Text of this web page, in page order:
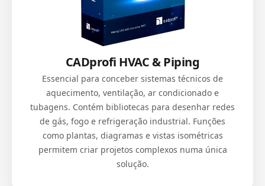
CADprofi HVAC & Piping
Essencial para conceber sistemas técnicos de
aquecimento, ventilação, ar condicionado e
tubagens. Contém bibliotecas para desenhar redes
de gás, fogo e refrigeração industrial. Funções
como plantas, diagramas e vistas isométricas
permitem criar projetos complexos numa única
solução.